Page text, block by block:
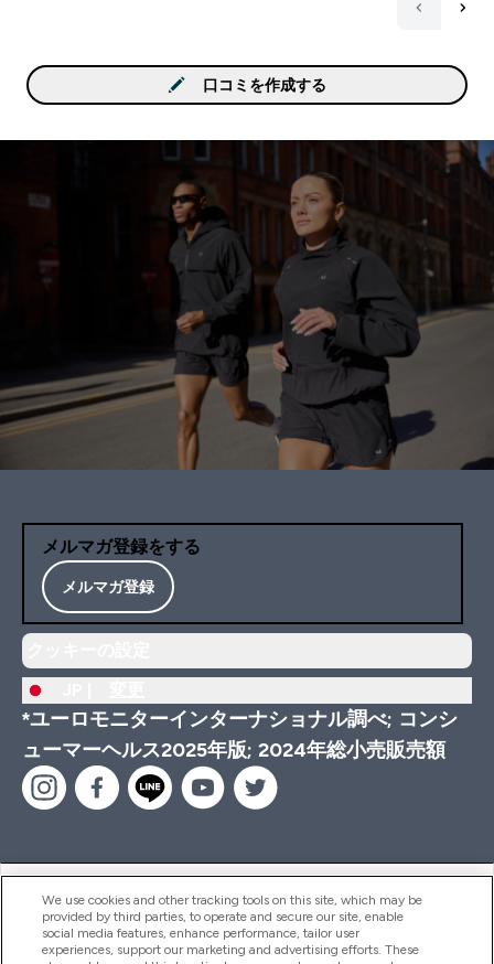
口コミを作成する
メルマガ登録をする
メルマガ登録
*ユーロモニターインターナショナル調べ; コンシ
ューマーヘルス2025年版; 2024年総小売販売額
ヘルプ＆ガイド
We use cookies and other tracking tools on this site, which may be
provided by third parties, to operate and secure our site, enable
social media features, enhance performance, tailor user
experiences, support our marketing and advertising efforts. These